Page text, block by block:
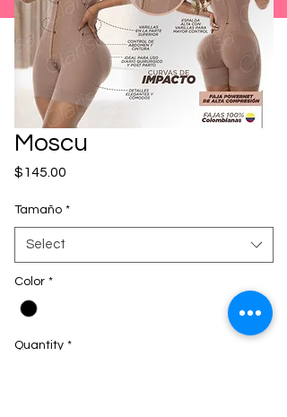
Moscu
$145.00
Tamaño *
Select
Color *
Quantity *